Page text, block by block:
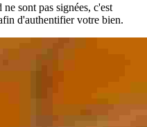
sont pas signées, c'est
d'authentifier votre bien.